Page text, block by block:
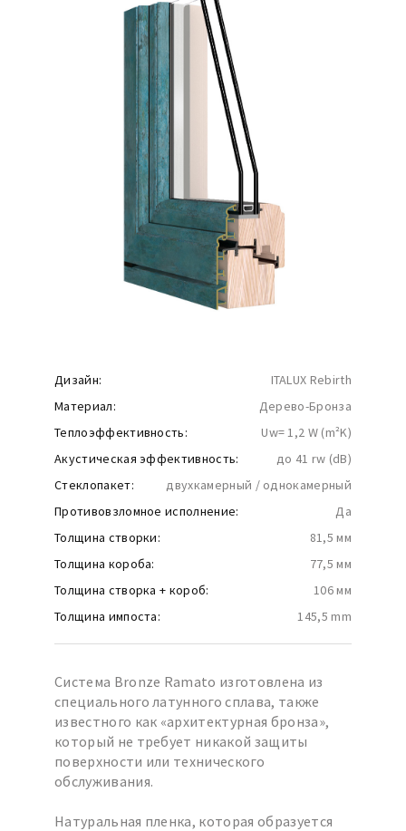
Дизайн:
ITALUX Rebirth
Материал:
Дерево-Бронза
Теплоэффективность:
Uw= 1,2 W (m²K)
Акустическая эффективность:
до 41 rw (dB)
Стеклопакет:
двухкамерный / однокамерный
Противовзломное исполнение:
Да
Толщина створки:
81,5 мм
Толщина короба:
77,5 мм
Толщина створка + короб:
106 мм
Толщина импоста:
145,5 mm
Система Bronze Ramato изготовлена ​​из
специального латунного сплава, также
известного как «архитектурная бронза»,
который не требует никакой защиты
поверхности или технического
обслуживания.
Натуральная пленка, которая образуется